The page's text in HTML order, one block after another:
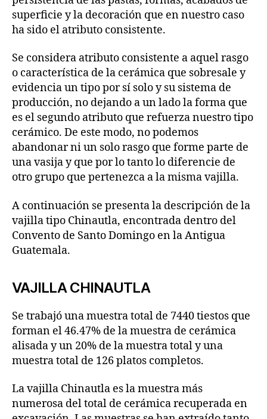
superficie y la decoración que en nuestro caso
ha sido el atributo consistente.
Se considera atributo consistente a aquel rasgo
o característica de la cerámica que sobresale y
evidencia un tipo por sí solo y su sistema de
producción, no dejando a un lado la forma que
es el segundo atributo que refuerza nuestro tipo
cerámico. De este modo, no podemos
abandonar ni un solo rasgo que forme parte de
una vasija y que por lo tanto lo diferencie de
otro grupo que pertenezca a la misma vajilla.
A continuación se presenta la descripción de la
vajilla tipo Chinautla, encontrada dentro del
Convento de Santo Domingo en la Antigua
Guatemala.
VAJILLA CHINAUTLA
Se trabajó una muestra total de 7440 tiestos que
forman el 46.47% de la muestra de cerámica
alisada y un 20% de la muestra total y una
muestra total de 126 platos completos.
La vajilla Chinautla es la muestra más
numerosa del total de cerámica recuperada en